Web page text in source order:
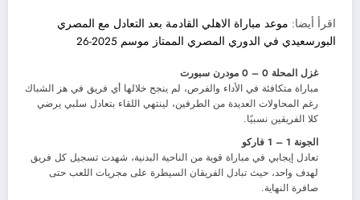
اقرأ أيضا: موعد مباراة الاهلي القادمة بعد التعادل مع المصري
البورسعيدي في الدوري المصري الممتاز موسم 2025-26
غزل المحلة 0 – 0 مودرن سبورت
مباراة متكافئة في الأداء والفرص، لم ينجح خلالها أي فريق في هز الشباك
رغم المحاولات العديدة من الطرفين، لينتهي اللقاء بتعادل سلبي يرضي
كلا الفريقين نسبيًا.
الجونة 1 – 1 فاركو
تعادل إيجابي في مباراة قوية من الناحية البدنية، شهدت تسجيل كل فريق
لهدف واحد، حيث تبادل الفريقان السيطرة على مجريات اللعب حتى
صافرة النهاية.